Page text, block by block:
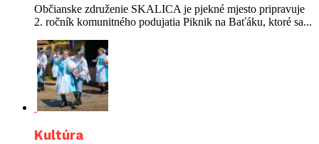
Občianske združenie SKALICA je pjekné mjesto pripravuje
2. ročník komunitného podujatia Piknik na Baťáku, ktoré sa...
Kultúra